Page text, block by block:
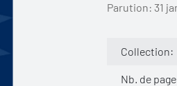
Parution: 31
Collection:
Nb. de